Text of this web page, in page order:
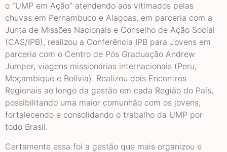
o “UMP em Ação” atendendo aos vitimados pelas
chuvas em Pernambuco e Alagoas, em parceria com a
Junta de Missões Nacionais e Conselho de Ação Social
(CAS/IPB), realizou a Conferência IPB para Jovens em
parceria com o Centro de Pós Graduação Andrew
Jumper, viagens missionárias internacionais (Peru,
Moçambique e Bolívia). Realizou dois Encontros
Regionais ao longo da gestão em cada Região do País,
possibilitando uma maior comunhão com os jovens,
fortalecendo e consolidando o trabalho da UMP por
todo Brasil.
Certamente essa foi a gestão que mais organizou e